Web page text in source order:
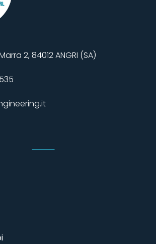
2, 84012 ANGRI (SA)